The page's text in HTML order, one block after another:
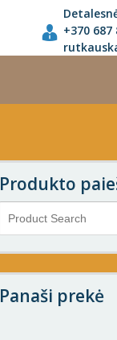
+370 687
Produkto
Panaši prekė